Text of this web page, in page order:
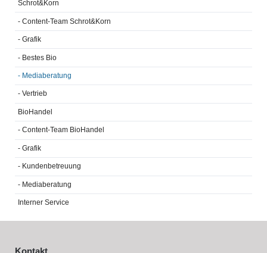
Schrot&Korn
- Content-Team Schrot&Korn
- Grafik
- Bestes Bio
- Mediaberatung
- Vertrieb
BioHandel
- Content-Team BioHandel
- Grafik
- Kundenbetreuung
- Mediaberatung
Interner Service
Kontakt